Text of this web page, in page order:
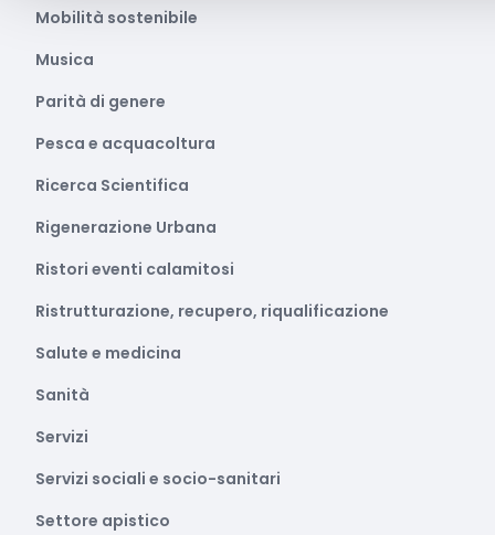
Mobilità sostenibile
Musica
Parità di genere
Pesca e acquacoltura
Ricerca Scientifica
Rigenerazione Urbana
Ristori eventi calamitosi
Ristrutturazione, recupero, riqualificazione
Salute e medicina
Sanità
Servizi
Servizi sociali e socio-sanitari
Settore apistico